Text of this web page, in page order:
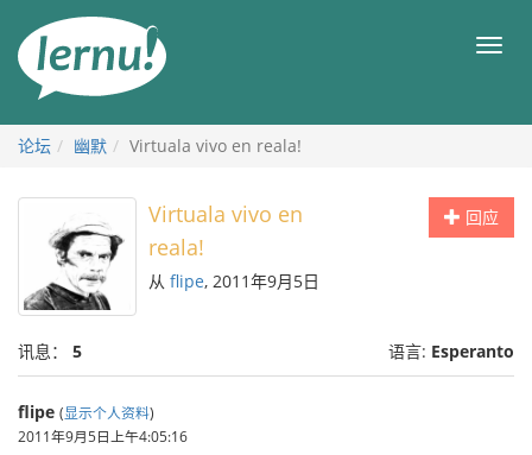
目
论坛 幽默 Virtuala vivo en reala!
回应
Virtuala vivo en
reala!
从 flipe, 2011年9月5日
讯息： 5 语言: Esperanto
flipe (显示个人资料)
2011年9月5日上午4:05:16